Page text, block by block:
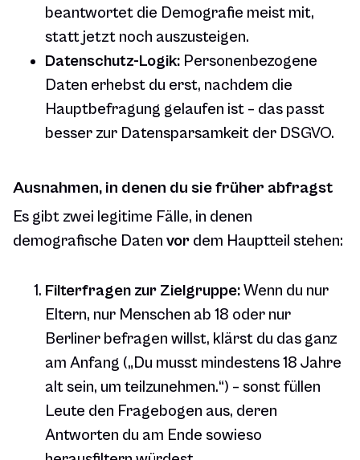
beantwortet die Demografie meist mit,
statt jetzt noch auszusteigen.
Datenschutz-Logik: Personenbezogene
Daten erhebst du erst, nachdem die
Hauptbefragung gelaufen ist – das passt
besser zur Datensparsamkeit der DSGVO.
Ausnahmen, in denen du sie früher abfragst
Es gibt zwei legitime Fälle, in denen
demografische Daten vor dem Hauptteil stehen:
Filterfragen zur Zielgruppe:Wenn du nur
Eltern, nur Menschen ab 18 oder nur
Berliner befragen willst, klärst du das ganz
am Anfang („Du musst mindestens 18 Jahre
alt sein, um teilzunehmen.“) – sonst füllen
Leute den Fragebogen aus, deren
Antworten du am Ende sowieso